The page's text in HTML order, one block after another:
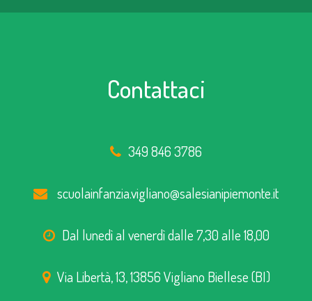
Contattaci
349 846 3786
scuolainfanzia.vigliano@salesianipiemonte.it
Dal lunedì al venerdì dalle 7,30 alle 18,00
Via Libertà, 13, 13856 Vigliano Biellese (BI)